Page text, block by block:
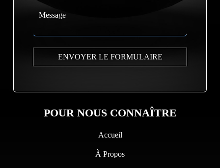
POUR NOUS CONNAÎTRE
Accueil
À Propos